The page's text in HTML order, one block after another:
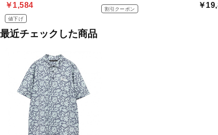
￥1,584
値下げ
割引クーポン ￥
最近チェックした商品